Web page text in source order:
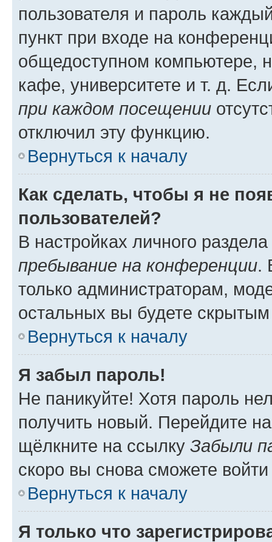
пользователя и пароль
пункт при входе на
общедоступном компьютере,
кафе, университете и т. д.
при каждом посещении
отключил эту функцию.
Вернуться к началу
Как сделать, чтобы я не
пользователей?
В настройках личного
пребывание на конференции.
только администраторам,
остальных вы будете
Вернуться к началу
Я забыл пароль!
Не паникуйте! Хотя пароль
получить новый. Перейдите
щёлкните на ссылку Забыли
скоро вы снова сможете
Вернуться к началу
Я только что